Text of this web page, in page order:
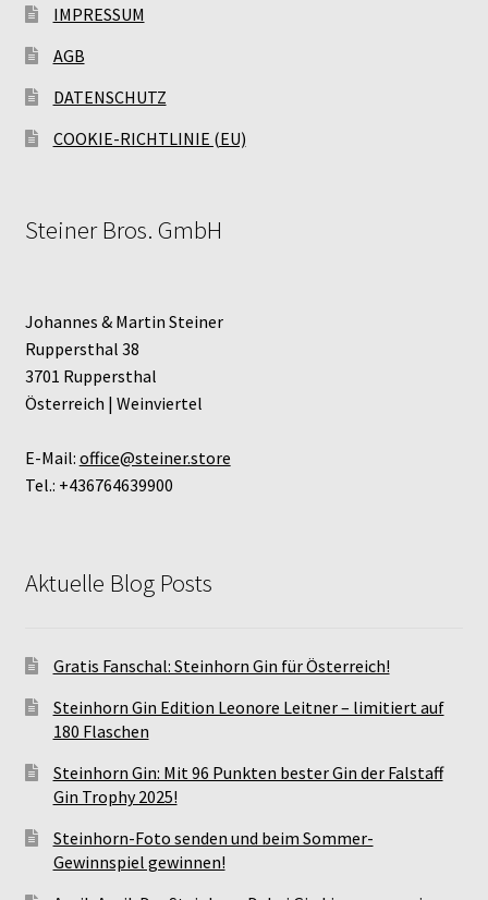
IMPRESSUM
AGB
DATENSCHUTZ
COOKIE-RICHTLINIE (EU)
Steiner Bros. GmbH
Johannes & Martin Steiner
Ruppersthal 38
3701 Ruppersthal
Österreich | Weinviertel
E-Mail: office@steiner.store
Tel.: +436764639900
Aktuelle Blog Posts
Gratis Fanschal: Steinhorn Gin für Österreich!
Steinhorn Gin Edition Leonore Leitner – limitiert auf
180 Flaschen
Steinhorn Gin: Mit 96 Punkten bester Gin der Falstaff
Gin Trophy 2025!
Steinhorn-Foto senden und beim Sommer-
Gewinnspiel gewinnen!